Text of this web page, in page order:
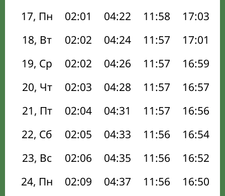
17, Пн
02:01 04:22 11:58 17:03
18, Вт
02:02 04:24 11:57 17:01
19, Ср
02:02 04:26 11:57 16:59
20, Чт
02:03 04:28 11:57 16:57
21, Пт
02:04 04:31 11:57 16:56
22, Сб
02:05 04:33 11:56 16:54
23, Вс
02:06 04:35 11:56 16:52
24, Пн
02:09 04:37 11:56 16:50